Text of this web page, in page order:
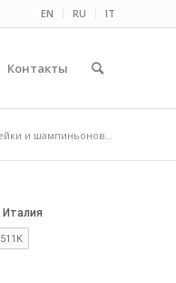
EN RU IT
Контакты
и шампиньонов...